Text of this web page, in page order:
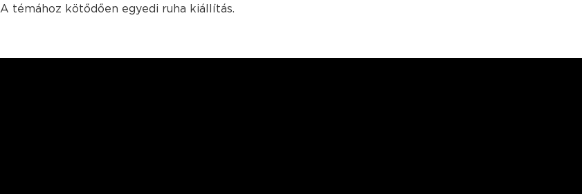
A témához kötődően egyedi ruha kiállítás.